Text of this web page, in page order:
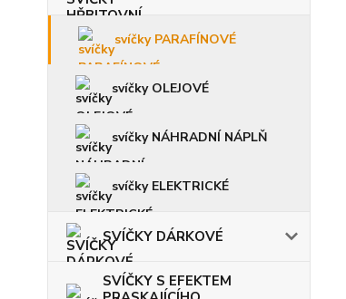
svíčky PARAFÍNOVÉ
svíčky OLEJOVÉ
svíčky NÁHRADNÍ NÁPLŇ
svíčky ELEKTRICKÉ
SVÍČKY DÁRKOVÉ
SVÍČKY S EFEKTEM